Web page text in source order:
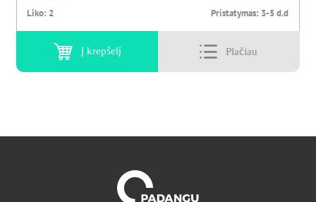
Liko: 2 Pristatymas: 3-5 d.d
Į krepšelį